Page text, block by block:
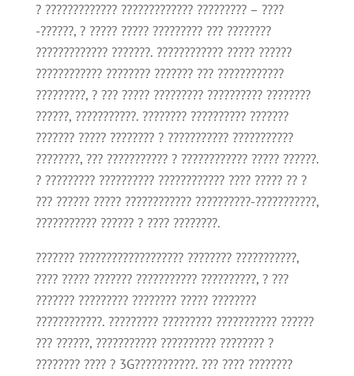
? ????????????? ????????????? ????????? – ????
-??????, ? ????? ????? ????????? ??? ????????
????????????? ???????. ???????????? ????? ??????
???????????? ???????? ??????? ??? ????????????
?????????, ? ??? ????? ????????? ?????????? ????????
??????, ???????????. ???????? ?????????? ???????
??????? ????? ???????? ? ??????????? ???????????
????????, ??? ??????????? ? ???????????? ????? ??????.
? ????????? ?????????? ???????????? ???? ????? ?? ?
??? ?????? ????? ???????????? ??????????-???????????,
??????????? ?????? ? ???? ????????.
??????? ??????????????????? ???????? ???????????,
???? ????? ??????? ??????????? ??????????, ? ???
??????? ????????? ???????? ????? ????????
????????????. ????????? ????????? ??????????? ??????
??? ??????, ??????????? ?????????? ???????? ?
???????? ???? ? 3G???????????. ??? ???? ????????